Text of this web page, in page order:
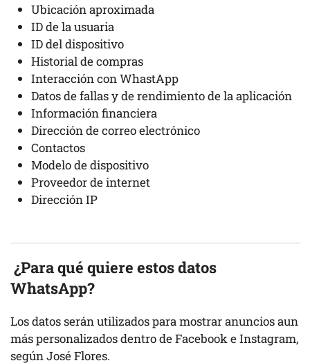
Ubicación aproximada
ID de la usuaria
ID del dispositivo
Historial de compras
Interacción con WhastApp
Datos de fallas y de rendimiento de la aplicación
Información financiera
Dirección de correo electrónico
Contactos
Modelo de dispositivo
Proveedor de internet
Dirección IP
¿Para qué quiere estos datos
WhatsApp?
Los datos serán utilizados para mostrar anuncios aun
más personalizados dentro de Facebook e Instagram,
según José Flores.